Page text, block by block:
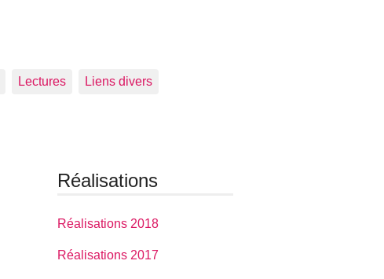
Lectures Liens divers
Réalisations
Réalisations 2018
Réalisations 2017